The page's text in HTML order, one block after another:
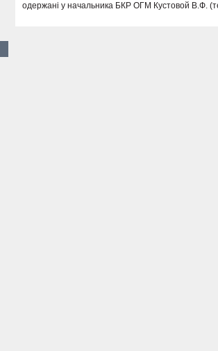
одержані у начальника БКР ОГМ Кустовой В.Ф.